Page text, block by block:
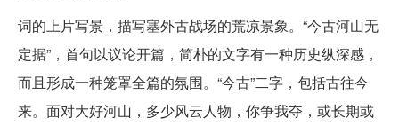
词的上片写景，描写塞外古战场的荒凉景象。“今古河山无
定据”，首句以议论开篇，简朴的文字有一种历史纵深感，
而且形成一种笼罩全篇的氛围。“今古”二字，包括古往今
来。面对大好河山，多少风云人物，你争我夺，或长期或